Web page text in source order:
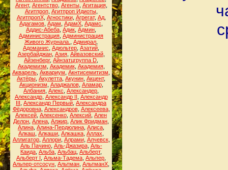
Агент, Агентство, Агенты, Агитация,
Агитпроп, Агитпроп Идиоты,
АгитпропХ, Агностики, Агрегат, Ад,
Адагамов Адам АдамХ Адамс
Аддис-Абеба Адик Админ
Администрация Администрация
Живого Журнала.
Адмирал
Адоманис Адюльтер Азатий
Азербайджан, Азия, Айвазовский,
Айзенберг, Айнзатцгруппа D
Академизм Академик, Академия,
Акварель Аквариум Акнтисемитизм
Актёры Акулетта Акунин Акцент,
Акционизм Аладжалов, Аламар,
Албания Алекс Александер
Александр, Александр II Александр
III Александр Первый Александра
Фёдоровна, Александров, Алексеева,
Алексей Алексенко Алексий Ален
Делон Алена Алжир Алик Фридман
Алина Алина-Пердюлина Алиса
Алкаш Алкаши Алкашка Аллах
Аллигатор, Аллори, Алрами, Алчевск,
Аль Пачино, Аль-Джазира, Аль-
Каида Альба Альбац Альберт,
Альберт I Альма-Тадема Альпер
Альпер-отсосун Альтман АльтманХ